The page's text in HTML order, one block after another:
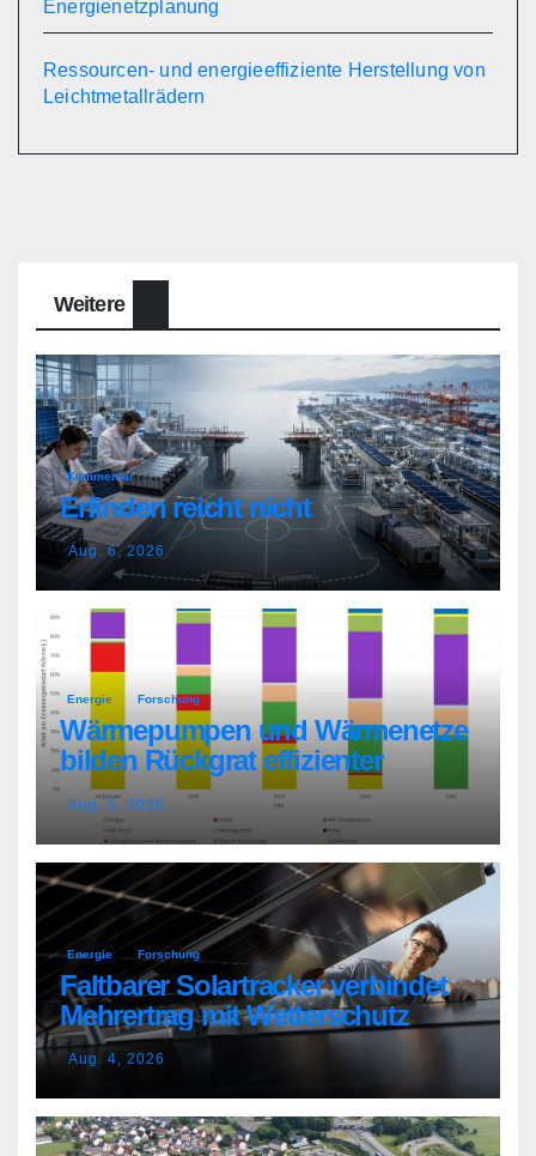
Energienetzplanung
Ressourcen- und energieeffiziente Herstellung von
Leichtmetallrädern
Weitere
Kommentar
Erfinden reicht nicht
Aug. 6, 2026
Energie Forschung
Wärmepumpen und Wärmenetze
bilden Rückgrat effizienter
Wärmeversorgung
Aug. 5, 2026
Energie Forschung
Faltbarer Solartracker verbindet
Mehrertrag mit Wetterschutz
Aug. 4, 2026